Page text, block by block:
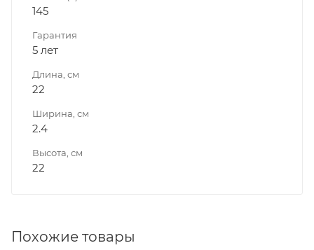
145
Гарантия
5 лет
Длина, см
22
Ширина, см
2.4
Высота, см
22
Похожие товары